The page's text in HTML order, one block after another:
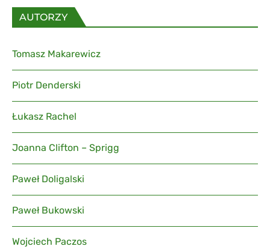
AUTORZY
Tomasz Makarewicz
Piotr Denderski
Łukasz Rachel
Joanna Clifton – Sprigg
Paweł Doligalski
Paweł Bukowski
Wojciech Paczos